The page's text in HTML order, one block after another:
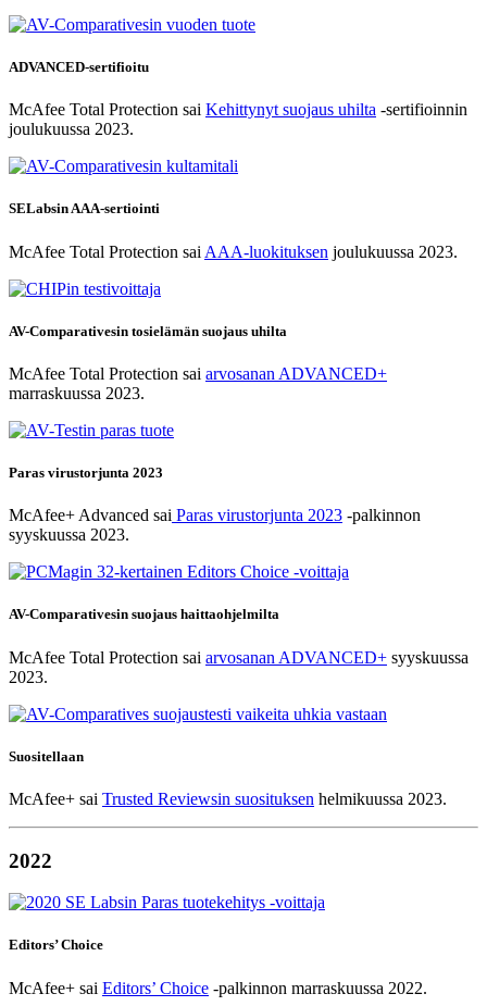
ADVANCED-sertifioitu
McAfee Total Protection sai Kehittynyt suojaus uhilta -sertifioinnin
joulukuussa 2023.
SELabsin AAA-sertiointi
McAfee Total Protection sai AAA-luokituksen joulukuussa 2023.
AV-Comparativesin tosielämän suojaus uhilta
McAfee Total Protection sai arvosanan ADVANCED+
marraskuussa 2023.
Paras virustorjunta 2023
McAfee+ Advanced sai Paras virustorjunta 2023 -palkinnon
syyskuussa 2023.
AV-Comparativesin suojaus haittaohjelmilta
McAfee Total Protection sai arvosanan ADVANCED+ syyskuussa
2023.
Suositellaan
McAfee+ sai Trusted Reviewsin suosituksen helmikuussa 2023.
2022
Editors’ Choice
McAfee+ sai Editors’ Choice -palkinnon marraskuussa 2022.